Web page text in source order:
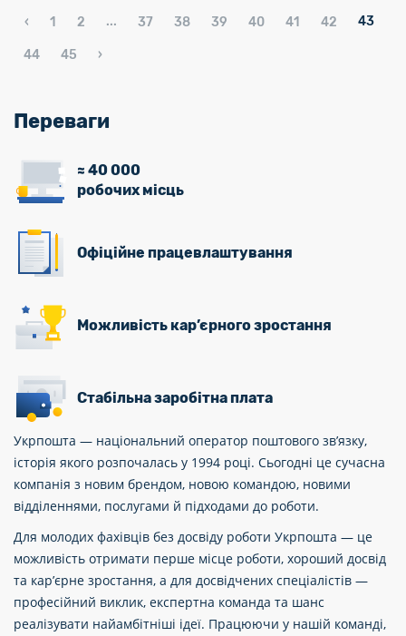
‹ 1 2 ... 37 38 39 40 41 42 43
44 45 ›
Переваги
≈ 40 000
робочих місць
Офіційне працевлаштування
Можливість кар’єрного зростання
Стабільна заробітна плата
Укрпошта — національний оператор поштового зв’язку,
історія якого розпочалась у 1994 році. Сьогодні це сучасна
компанія з новим брендом, новою командою, новими
відділеннями, послугами й підходами до роботи.
Для молодих фахівців без досвіду роботи Укрпошта — це
можливість отримати перше місце роботи, хороший досвід
та кар’єрне зростання, а для досвідчених спеціалістів —
професійний виклик, експертна команда та шанс
реалізувати найамбітніші ідеї. Працюючи у нашій команді,